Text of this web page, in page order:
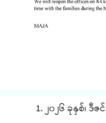
1. ၂၀၂၆ ခုနှစ်၊